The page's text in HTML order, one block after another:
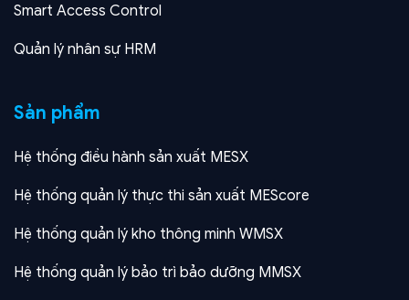
Smart Access Control
Quản lý nhân sự HRM
Sản phẩm
Hệ thống điều hành sản xuất MESX
Hệ thống quản lý thực thi sản xuất MEScore
Hệ thống quản lý kho thông minh WMSX
Hệ thống quản lý bảo trì bảo dưỡng MMSX